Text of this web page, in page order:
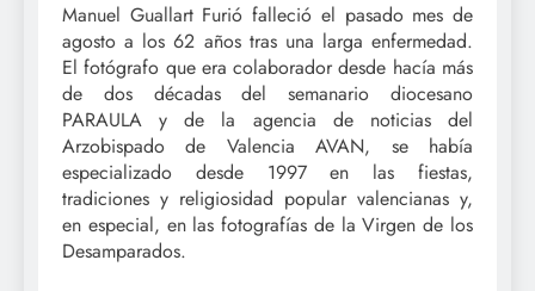
Manuel Guallart Furió falleció el pasado mes de
agosto a los 62 años tras una larga enfermedad.
El fotógrafo que era colaborador desde hacía más
de dos décadas del semanario diocesano
PARAULA y de la agencia de noticias del
Arzobispado de Valencia AVAN, se había
especializado desde 1997 en las fiestas,
tradiciones y religiosidad popular valencianas y,
en especial, en las fotografías de la Virgen de los
Desamparados.